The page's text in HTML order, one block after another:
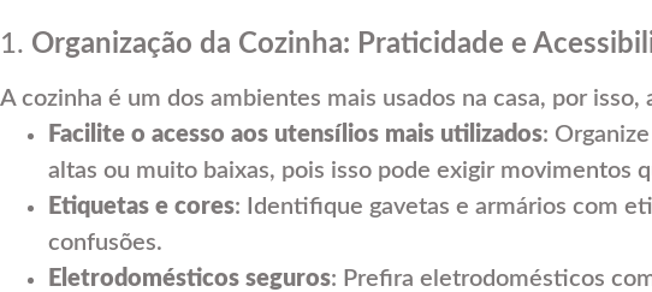
1. Organização da Cozinha: Praticidade e
A cozinha é um dos ambientes mais usados na casa, por
Facilite o acesso aos utensílios mais utilizados:
altas ou muito baixas, pois isso pode exigir movimentos
Etiquetas e cores: Identifique gavetas e armários com
confusões.
Eletrodomésticos seguros: Prefira eletrodomésticos